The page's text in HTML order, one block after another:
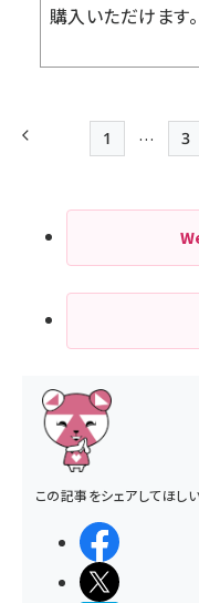
購入いただけます。
先頭ページ
1 … 3
この記事をシェアしてほしい